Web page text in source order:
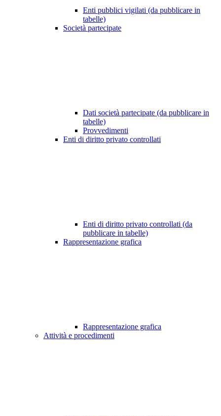
Enti pubblici vigilati (da pubblicare in
tabelle)
Società partecipate
Dati società partecipate (da pubblicare in
tabelle)
Provvedimenti
Enti di diritto privato controllati
Enti di diritto privato controllati (da
pubblicare in tabelle)
Rappresentazione grafica
Rappresentazione grafica
Attività e procedimenti